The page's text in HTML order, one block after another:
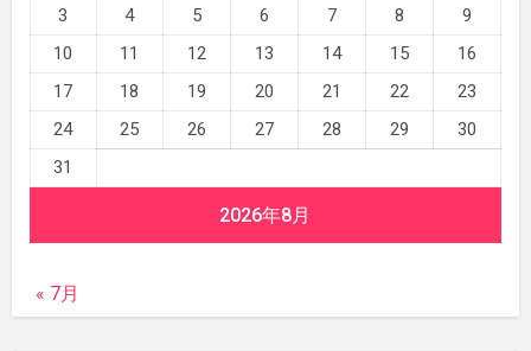
2026年8月
3
4 5 6 7 8
9
10
11 12 13 14 15
16
17
18 19 20 21 22
23
24
25 26 27 28 29
30
31
« 7月